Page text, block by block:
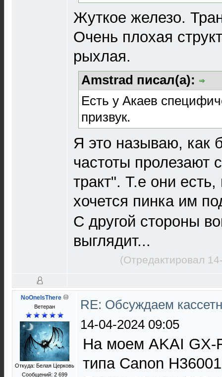
Жуткое железо.
Очень плохая
рыхлая.
Amstrad писал(а):
Есть у Акаев
призвук.
Я это называю, как
частоты пролезают
тракт". Т.е они
хочется пинка им
С другой стороны
выглядит...
(Отредактировал
NoOneIsThere
Ветеран
Откуда: Белая Церковь
Сообщений: 2 699
RE: Обсуждаем
14-04-2024 09:05
На моем AKAI GX-
типа Canon